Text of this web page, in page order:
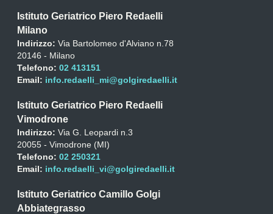
Istituto Geriatrico Piero Redaelli
Milano
Indirizzo: Via Bartolomeo d'Alviano n.78
20146 - Milano
Telefono: 02 413151
Email: info.redaelli_mi@golgiredaelli.it
Istituto Geriatrico Piero Redaelli
Vimodrone
Indirizzo: Via G. Leopardi n.3
20055 - Vimodrone (MI)
Telefono: 02 250321
Email: info.redaelli_vi@golgiredaelli.it
Istituto Geriatrico Camillo Golgi
Abbiategrasso